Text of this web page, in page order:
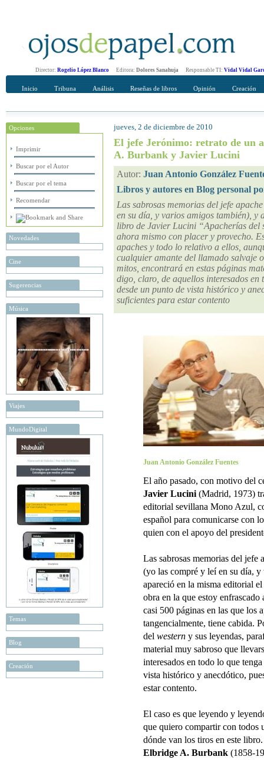
Director: Rogelio López Blanco Editora: Dolores Sanahuja Responsable TI: Vidal Vidal
Inicio Tribuna Análisis Reseñas de libros Opinión Creación
Opciones
Imprimir
Buscar por el Autor
Buscar por el tema
Recomendar
Novedades
Cine
Sugerencias
Música
Viajes
MundoDigital
Temas
Blog
Creación
Recomendar
Su nombre Completo
jueves, 2 de diciembre de 2010
El jefe Jerónimo: retrato de un
A. Burbank y Javier Lucini
Autor: Juan Antonio González
Libros y autores en Blog personal
Las sabrosas memorias del jefe
en su día, y varios amigos también), y
libro de Javier Lucini “Apacherías del
ahora mismo con placer y provecho.
apaches y todo lo relativo a ellos,
cualquier amante del llamado salvaje
mitos, encontrará en estas páginas
digo, claro, de aquellos interesados
desde un punto de vista histórico y
suficientes para estar contento
Juan Antonio González Fuentes
El año pasado, con motivo del
Javier Lucini (Madrid, 1973)
editorial sevillana Mono Azul,
español para comunicarse con
quien con el apoyo del
Las sabrosas memorias del jefe
(yo las compré y leí en su día,
apareció en la misma editorial
obra en la que estoy
casi 500 páginas en las que los
tangencialmente, tiene cabida.
del western y sus leyendas,
material muy sabroso que
interesados en todo lo que
vista histórico y anecdótico,
estar contento.
El caso es que leyendo y
que quiero compartir con todos
dónde van los tiros en este
Elbridge A. Burbank (1858-